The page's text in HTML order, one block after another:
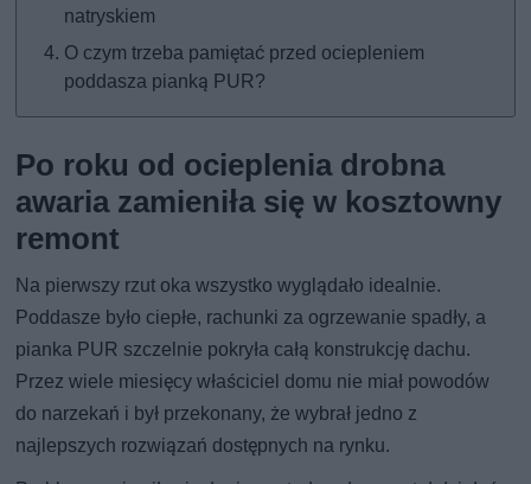
natryskiem
O czym trzeba pamiętać przed ociepleniem
poddasza pianką PUR?
Po roku od ocieplenia drobna
awaria zamieniła się w kosztowny
remont
Na pierwszy rzut oka wszystko wyglądało idealnie.
Poddasze było ciepłe, rachunki za ogrzewanie spadły, a
pianka PUR szczelnie pokryła całą konstrukcję dachu.
Przez wiele miesięcy właściciel domu nie miał powodów
do narzekań i był przekonany, że wybrał jedno z
najlepszych rozwiązań dostępnych na rynku.